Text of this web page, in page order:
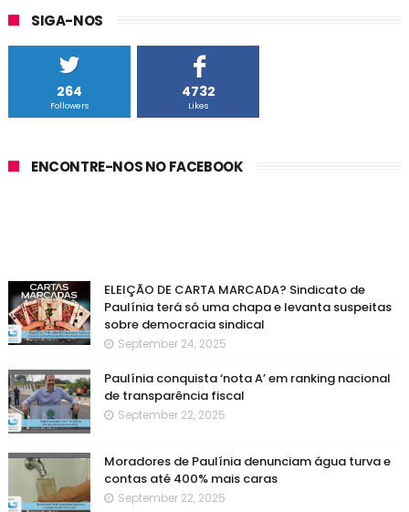
SIGA-NOS
264
Followers
4732
Likes
ENCONTRE-NOS NO FACEBOOK
ELEIÇÃO DE CARTA MARCADA? Sindicato de
Paulínia terá só uma chapa e levanta suspeitas
sobre democracia sindical
September 24, 2025
Paulínia conquista ‘nota A’ em ranking nacional
de transparência fiscal
September 22, 2025
Moradores de Paulínia denunciam água turva e
contas até 400% mais caras
September 22, 2025